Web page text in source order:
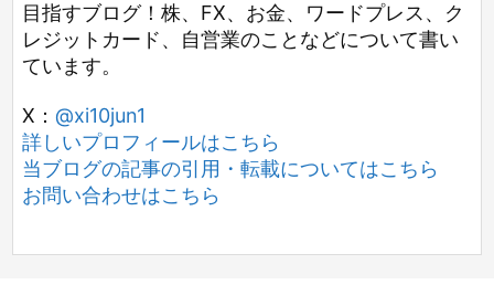
目指すブログ！株、FX、お金、ワードプレス、ク
レジットカード、自営業のことなどについて書い
ています。
X： @xi10jun1
詳しいプロフィールはこちら
当ブログの記事の引用・転載についてはこちら
お問い合わせはこちら